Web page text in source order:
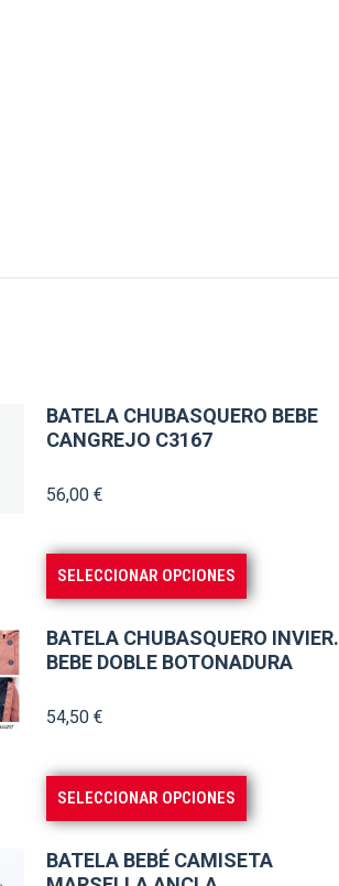
BATELA CHUBASQUERO BEBE
CANGREJO C3167
56,00 €
SELECCIONAR OPCIONES
producto
tiene
múltiples
se
pueden
BATELA CHUBASQUERO INVIER.
BEBE DOBLE BOTONADURA
54,50 €
SELECCIONAR OPCIONES
producto
tiene
BATELA BEBÉ CAMISETA